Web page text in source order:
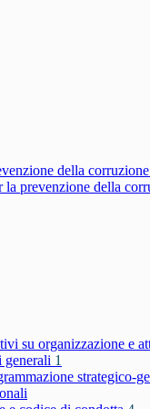
della
la prevenzione della
su organizzazione e
1
strategico-